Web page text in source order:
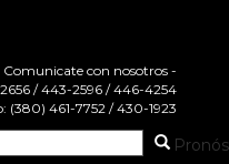
Comunicate con nosotros -
/ 443-2596 / 446-4254
(380) 461-7752 / 430-1923